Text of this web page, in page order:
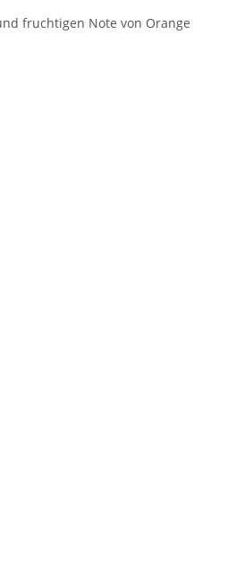
fruchtigen Note von Orange